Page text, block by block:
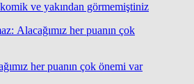
ve yakından görmemiştiniz
her puanın çok önemi var